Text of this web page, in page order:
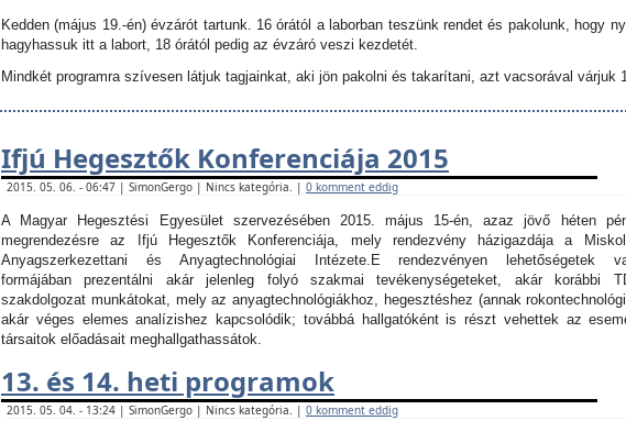
Kedden (május 19.-én) évzárót tartunk. 16 órától a laborban teszünk rendet és pakolunk, hogy
hagyhassuk itt a labort, 18 órától pedig az évzáró veszi kezdetét.
Mindkét programra szívesen látjuk tagjainkat, aki jön pakolni és takarítani, azt vacsorával várjuk
Ifjú Hegesztők Konferenciája 2015
2015. 05. 06. - 06:47 | SimonGergo | Nincs kategória. | 0 komment eddig
A Magyar Hegesztési Egyesület szervezésében 2015. május 15-én, azaz jövő héten
megrendezésre az Ifjú Hegesztők Konferenciája, mely rendezvény házigazdája a
Anyagszerkezettani és Anyagtechnológiai Intézete. E rendezvényen lehetőségetek
formájában prezentálni akár jelenleg folyó szakmai tevékenységeteket, akár korábbi
szakdolgozat munkátokat, mely az anyagtechnológiákhoz, hegesztéshez (annak
akár véges elemes analízishez kapcsolódik; továbbá hallgatóként is részt vehettek az
társaitok előadásait meghallgathassátok.
13. és 14. heti programok
2015. 05. 04. - 13:24 | SimonGergo | Nincs kategória. | 0 komment eddig